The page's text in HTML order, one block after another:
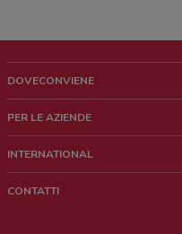
DOVECONVIENE
Chi siamo
Lavora con noi
PER LE AZIENDE
Richieste commerciali e marketing
INTERNATIONAL
CONTATTI